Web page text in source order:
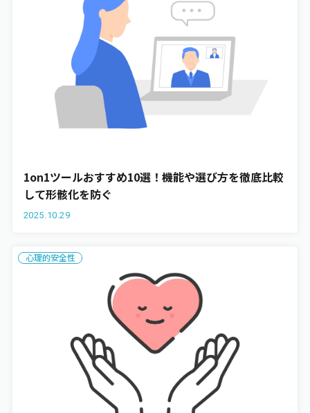
1on1ツールおすすめ10選！機能や選び方を徹底比較
して形骸化を防ぐ
2025.10.29
心理的安全性